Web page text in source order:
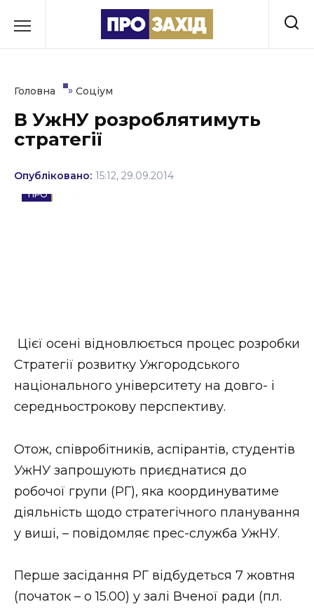
до
Культура
Освіта
Події
Втрачений Ужгород
Втрачений Ужгород (відеоверсія)
ЗАКАРПАТСЬКІ НОВИНИ
НОВИНИ ЗАХІДНОЇ УКРАЇНИ
ФОТО
Головна » Соціум
В УжНУ розроблятимуть
стратегії
Опубліковано: 15:12, 29.09.2014
Цієї осені відновлюється процес розробки
Стратегії розвитку Ужгородського
національного університету на довго- і
середньострокову перспективу.
Отож, співробітників, аспірантів, студентів
УжНУ запрошують приєднатися до
робочої групи (РГ), яка координуватиме
діяльність щодо стратегічного планування
у виші, – повідомляє прес-служба УжНУ.
Перше засідання РГ відбудеться 7 жовтня
(початок – о 15.00) у залі Вченої ради (пл.